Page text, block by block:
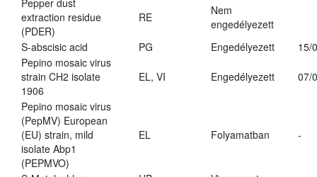
Pepper dust
extraction residue
(PDER)
RE
Nem
engedélyezett
S-abscisic acid
PG Engedélyezett
15/
Pepino mosaic virus
strain CH2 isolate
1906
EL, VI Engedélyezett 07/
Pepino mosaic virus
(PepMV) European
(EU) strain, mild
isolate Abp1
(PEPMVO)
EL Folyamatban -